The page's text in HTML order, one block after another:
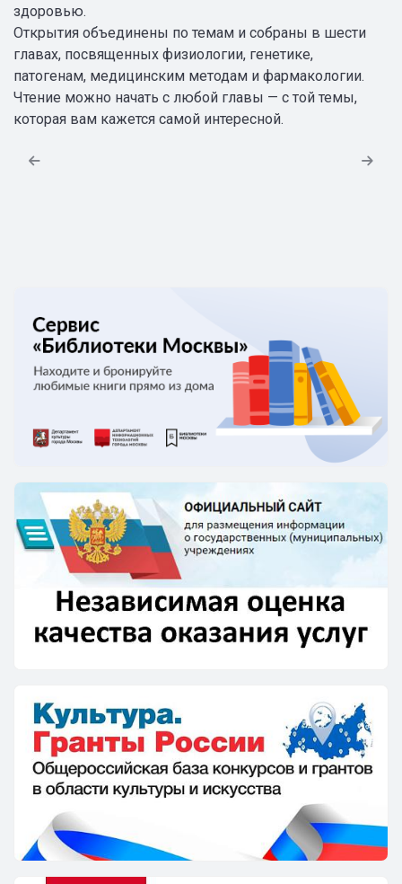
здоровью.
Открытия объединены по темам и собраны в шести
главах, посвященных физиологии, генетике,
патогенам, медицинским методам и фармакологии.
Чтение можно начать с любой главы — с той темы,
которая вам кажется самой интересной.